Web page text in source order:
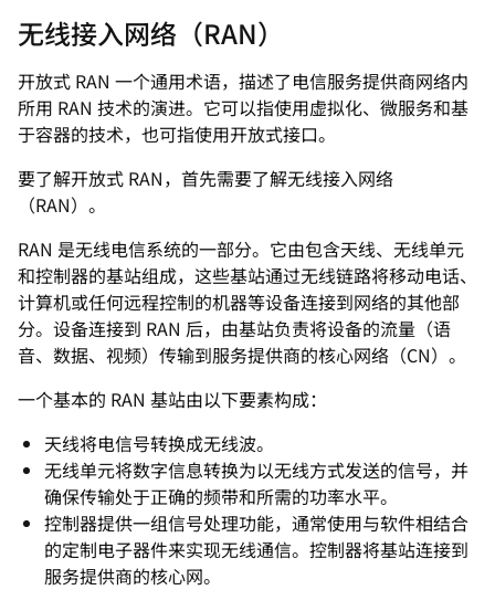
无线接入网络（RAN）
开放式 RAN 一个通用术语，描述了电信服务提供商网络内
所用 RAN 技术的演进。它可以指使用虚拟化、微服务和基
于容器的技术，也可指使用开放式接口。
要了解开放式 RAN，首先需要了解无线接入网络
（RAN）。
RAN 是无线电信系统的一部分。它由包含天线、无线单元
和控制器的基站组成，这些基站通过无线链路将移动电话、
计算机或任何远程控制的机器等设备连接到网络的其他部
分。设备连接到 RAN 后，由基站负责将设备的流量（语
音、数据、视频）传输到服务提供商的核心网络（CN）。
一个基本的 RAN 基站由以下要素构成：
天线将电信号转换成无线波。
无线单元将数字信息转换为以无线方式发送的信号，并
确保传输处于正确的频带和所需的功率水平。
控制器提供一组信号处理功能，通常使用与软件相结合
的定制电子器件来实现无线通信。控制器将基站连接到
服务提供商的核心网。